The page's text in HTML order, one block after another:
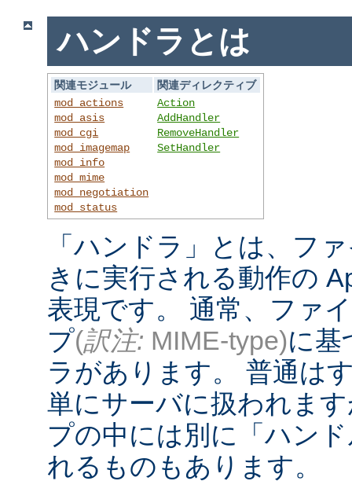
ハンドラとは
関連モジュール
関連ディレクティブ
mod_actions
mod_asis
mod_cgi
mod_imagemap
mod_info
mod_mime
mod_negotiation
mod_status
Action
AddHandler
RemoveHandler
SetHandler
「ハンドラ」とは、フ
きに実行される動作の
表現です。 通常、ファ
プ(訳注: MIME-type)に基
ラがあります。 普通は
単にサーバに扱われま
プの中には別に「ハン
れるものもあります。